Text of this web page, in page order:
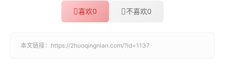
喜欢0 不喜欢0
本文链接： https://2huoqingnian.com/?id=1137